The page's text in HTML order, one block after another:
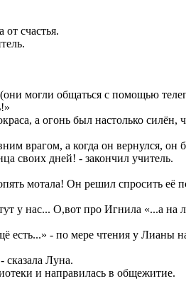
счастья.
могли общаться с помощью
а огонь был настолько силён,
врагом, а когда он вернулся,
своих дней! - закончил учитель.
мотала! Он решил спросить её
у нас... О,вот про Игнила «...а
есть...» - по мере чтения у Лианы
Луна.
и направилась в общежитие.